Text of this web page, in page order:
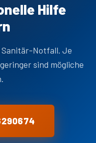
Hilfe
Sanitär-Notfall. Je
sind mögliche